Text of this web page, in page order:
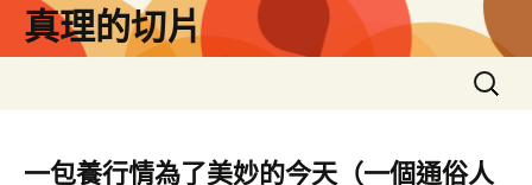
真理的切片
搜
尋
鍵
一包養行情為了美妙的今天（一個通俗人